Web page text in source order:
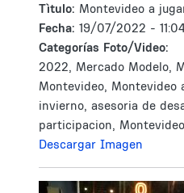
Tìtulo: Montevideo a
Fecha: 19/07/2022 -
Categorías Foto/Video:
2022, Mercado Modelo,
Montevideo, Montevideo
invierno, asesoria de
participacion,
Descargar Imagen